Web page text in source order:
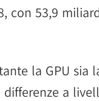
con 53,9
la GPU sia
differenze a